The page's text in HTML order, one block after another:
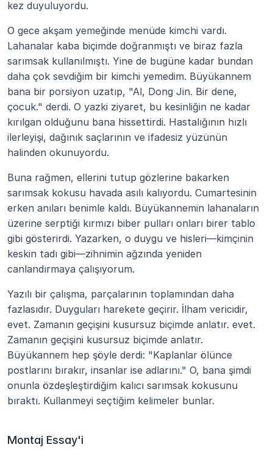
kez duyuluyordu.
O gece akşam yemeğinde menüde kimchi vardı.
Lahanalar kaba biçimde doğranmıştı ve biraz fazla
sarımsak kullanılmıştı. Yine de bugüne kadar bundan
daha çok sevdiğim bir kimchi yemedim. Büyükannem
bana bir porsiyon uzatıp, "Al, Dong Jin. Bir dene,
çocuk." derdi. O yazki ziyaret, bu kesinliğin ne kadar
kırılgan olduğunu bana hissettirdi. Hastalığının hızlı
ilerleyişi, dağınık saçlarının ve ifadesiz yüzünün
halinden okunuyordu.
Buna rağmen, ellerini tutup gözlerine bakarken
sarımsak kokusu havada asılı kalıyordu. Cumartesinin
erken anıları benimle kaldı. Büyükannemin lahanaların
üzerine serptiği kırmızı biber pulları onları birer tablo
gibi gösterirdi. Yazarken, o duygu ve hisleri—kimçinin
keskin tadı gibi—zihnimin ağzında yeniden
canlandırmaya çalışıyorum.
Yazılı bir çalışma, parçalarının toplamından daha
fazlasıdır. Duyguları harekete geçirir. İlham vericidir,
evet. Zamanın geçişini kusursuz biçimde anlatır. evet.
Zamanın geçişini kusursuz biçimde anlatır.
Büyükannem hep şöyle derdi: "Kaplanlar ölünce
postlarını bırakır, insanlar ise adlarını." O, bana şimdi
onunla özdeşleştirdiğim kalıcı sarımsak kokusunu
bıraktı. Kullanmeyi seçtiğim kelimeler bunlar.
Montaj Essay'i